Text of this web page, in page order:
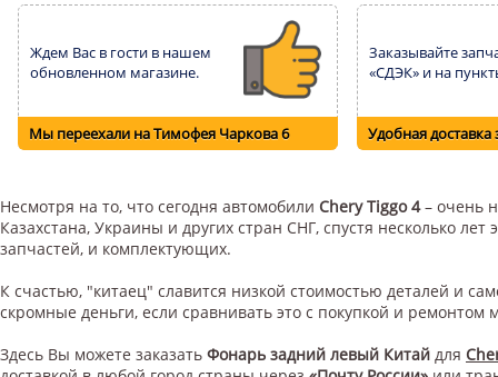
Ждем Вас в гости в нашем
обновленном магазине.
Мы переехали на Тимофея Чаркова 6
Заказывайте
«СДЭК» и на
Удобная доставка
Несмотря на то, что сегодня автомобили Chery Tiggo 4– очень
Казахстана, Украины и других стран СНГ, спустя несколько
запчастей, и комплектующих.
К счастью, "китаец" славится низкой стоимостью деталей и
скромные деньги, если сравнивать это с покупкой и
Здесь Вы можете заказать Фонарь задний левый Китай для